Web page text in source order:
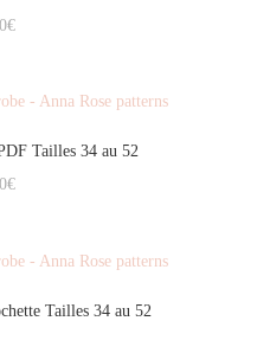
€
Tailles 34 au 52
€
Tailles 34 au 52